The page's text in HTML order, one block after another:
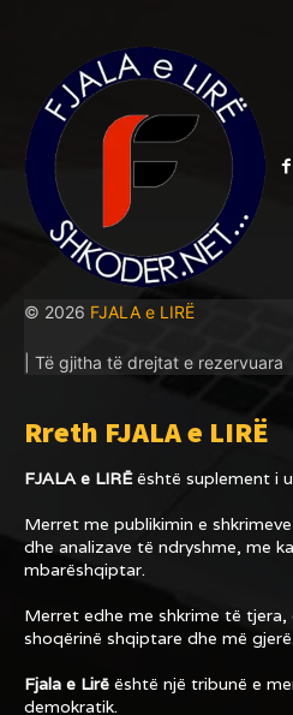
© 2026 FJALA e LIRË
| Të gjitha të drejtat e rezervuara
Rreth FJALA e LIRË
FJALA e LIRËështë suplement i
Merret me publikimin e
dhe analizave të ndryshme, me
mbarëshqiptar.
Merret edhe me shkrime të tjera,
shoqërinë shqiptare dhe më gjerë.
Fjala e Lirë është një tribunë e
demokratik.